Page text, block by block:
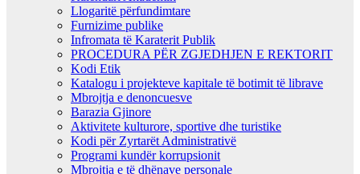
Llogaritë përfundimtare
Furnizime publike
Infromata të Karaterit Publik
PROCEDURA PËR ZGJEDHJEN E REKTORIT
Kodi Etik
Katalogu i projekteve kapitale të botimit të librave
Mbrojtja e denoncuesve
Barazia Gjinore
Aktivitete kulturore, sportive dhe turistike
Kodi për Zyrtarët Administrativë
Programi kundër korrupsionit
Mbrojtja e të dhënave personale